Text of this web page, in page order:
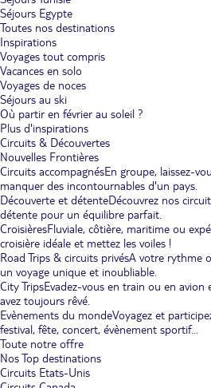
Séjours Egypte
Toutes nos destinations
Inspirations
Voyages tout compris
Vacances en solo
Voyages de noces
Séjours au ski
Où partir en février au soleil ?
Plus d'inspirations
Circuits & Découvertes
Nouvelles Frontières
Circuits accompagnésEn groupe, laissez-
manquer des incontournables d'un pays.
Découverte et détenteDécouvrez nos
détente pour un équilibre parfait.
CroisièresFluviale, côtière, maritime ou
croisière idéale et mettez les voiles !
Road Trips & circuits privésA votre rythme
un voyage unique et inoubliable.
City TripsEvadez-vous en train ou en avion
avez toujours rêvé.
Evènements du mondeVoyagez et
festival, fête, concert, évènement sportif...
Toute notre offre
Nos Top destinations
Circuits Etats-Unis